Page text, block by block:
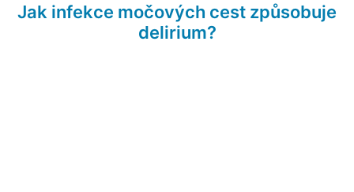
Jak infekce močových cest způsobuje
delirium?